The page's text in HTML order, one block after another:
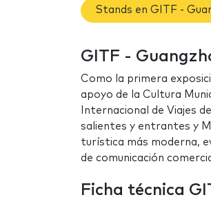
Stands en GITF -
GITF -
Como la primera
apoyo de la Cultura
Internacional de Viajes
salientes y entrantes y
turística más moderna,
de comunicación
Ficha técnica